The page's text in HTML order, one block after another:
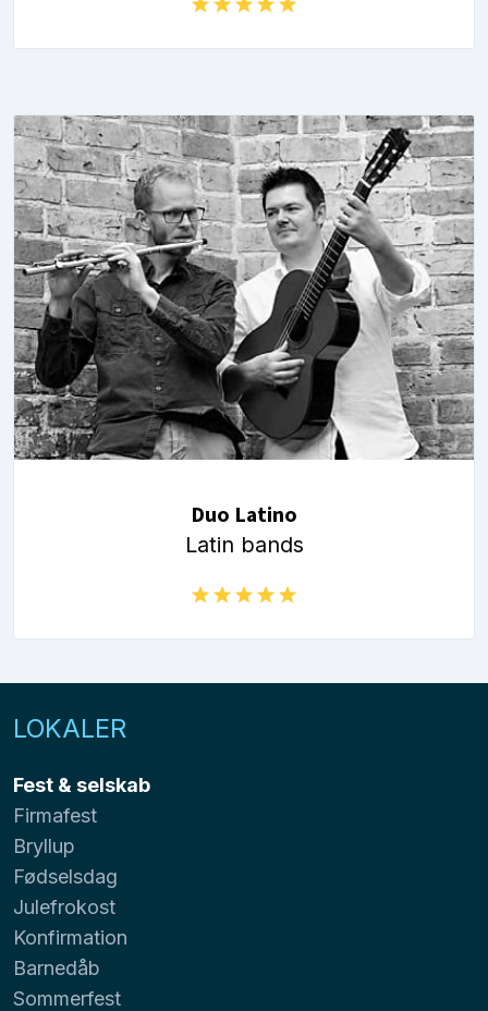
Duo Latino
Latin bands
LOKALER
Fest & selskab
Firmafest
Bryllup
Fødselsdag
Julefrokost
Konfirmation
Barnedåb
Sommerfest